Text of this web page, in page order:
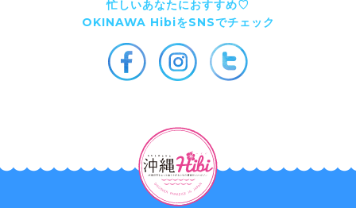
忙しいあなたにおすすめ♡
OKINAWA HibiをSNSでチェック